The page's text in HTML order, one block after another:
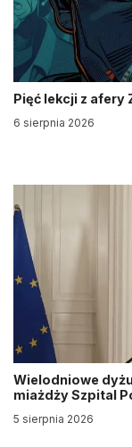
Pięć lekcji z
6 sierpnia 2026
Wielodniowe
miażdży Szpital
5 sierpnia 2026